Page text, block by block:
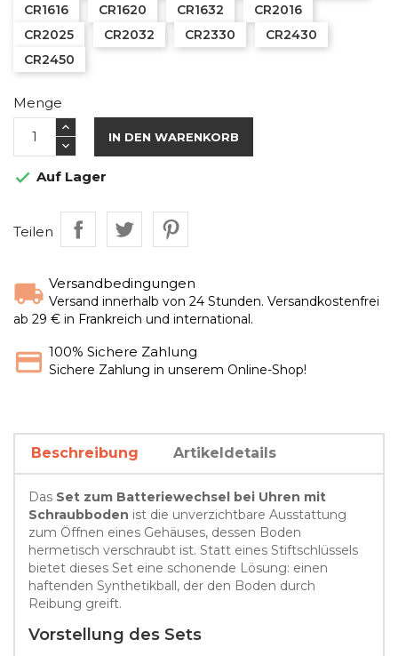
CR1616
CR1620 CR1632
CR2016
CR2025
CR2032 CR2330
CR2430
CR2450
Menge
IN DEN WARENKORB
 Auf Lager
Teilen
Versandbedingungen
Versand innerhalb von 24 Stunden. Versandkostenfrei
ab 29 € in Frankreich und international.
100% Sichere Zahlung
Sichere Zahlung in unserem Online-Shop!
Beschreibung Artikeldetails
Das Set zum Batteriewechsel bei Uhren mit
Schraubboden ist die unverzichtbare Ausstattung
zum Öffnen eines Gehäuses, dessen Boden
hermetisch verschraubt ist. Statt eines Stiftschlüssels
bietet dieses Set eine schonende Lösung: einen
haftenden Synthetikball, der den Boden durch
Reibung greift.
Vorstellung des Sets